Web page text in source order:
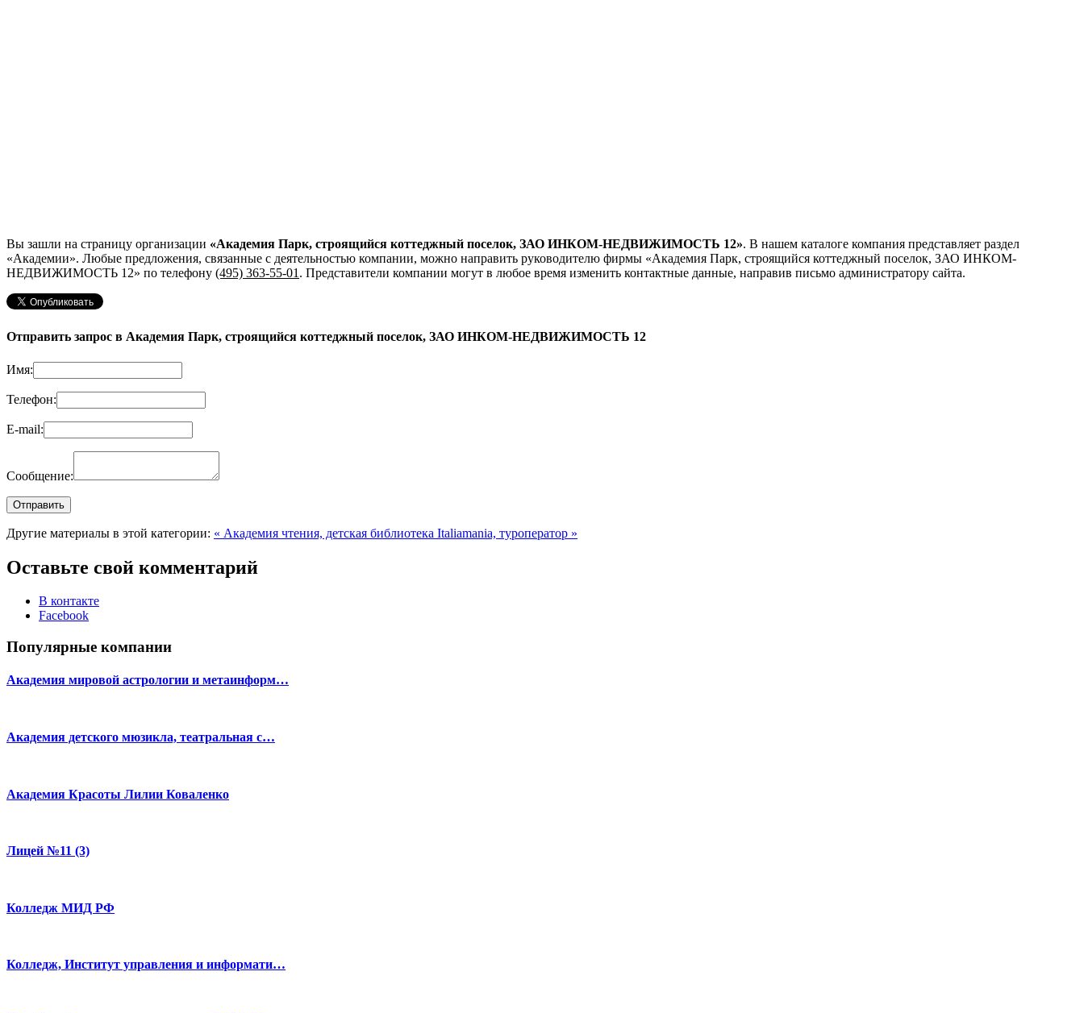
Вы зашли на страницу организации «Академия Парк, строящийся коттеджный поселок, ЗАО ИНКОМ-НЕДВИЖИМОСТЬ 12». В нашем каталоге компания представляет раздел
«Академии». Любые предложения, связанные с деятельностью компании, можно направить руководителю фирмы «Академия Парк, строящийся коттеджный поселок, ЗАО ИНКОМ-
НЕДВИЖИМОСТЬ 12» по телефону (495) 363-55-01 . Представители компании могут в любое время изменить контактные данные, направив письмо администратору сайта.
Отправить запрос в Академия Парк, строящийся коттеджный поселок, ЗАО ИНКОМ-НЕДВИЖИМОСТЬ 12
Имя:
Телефон:
E-mail:
Сообщение:
Другие материалы в этой категории: « Академия чтения, детская библиотека Italiamania, туроператор »
Оставьте свой комментарий
В контакте
Facebook
Популярные компании
Академия мировой астрологии и метаинформ…
Академия детского мюзикла, театральная с…
Академия Красоты Лилии Коваленко
Лицей №11 (3)
Колледж МИД РФ
Колледж, Институт управления и информати…